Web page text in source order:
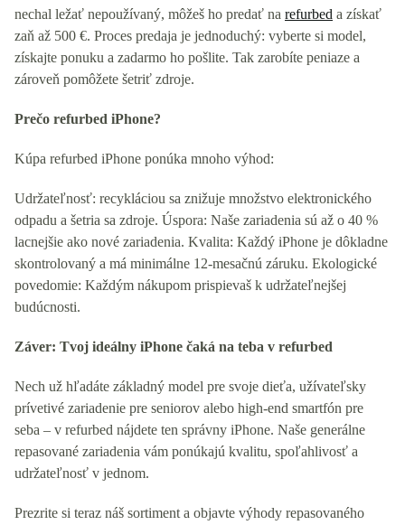
nechal ležať nepoužívaný, môžeš ho predať na refurbed a získať
zaň až 500 €. Proces predaja je jednoduchý: vyberte si model,
získajte ponuku a zadarmo ho pošlite. Tak zarobíte peniaze a
zároveň pomôžete šetriť zdroje.
Prečo refurbed iPhone?
Kúpa refurbed iPhone ponúka mnoho výhod:
Udržateľnosť: recykláciou sa znižuje množstvo elektronického
odpadu a šetria sa zdroje. Úspora: Naše zariadenia sú až o 40 %
lacnejšie ako nové zariadenia. Kvalita: Každý iPhone je dôkladne
skontrolovaný a má minimálne 12-mesačnú záruku. Ekologické
povedomie: Každým nákupom prispievaš k udržateľnejšej
budúcnosti.
Záver: Tvoj ideálny iPhone čaká na teba v refurbed
Nech už hľadáte základný model pre svoje dieťa, užívateľsky
prívetivé zariadenie pre seniorov alebo high-end smartfón pre
seba – v refurbed nájdete ten správny iPhone. Naše generálne
repasované zariadenia vám ponúkajú kvalitu, spoľahlivosť a
udržateľnosť v jednom.
Prezrite si teraz náš sortiment a objavte výhody repasovaného